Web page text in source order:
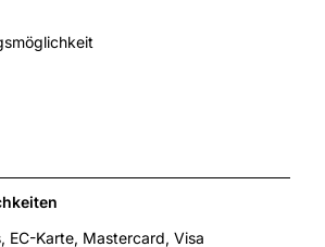
EC-Karte, Mastercard, Visa